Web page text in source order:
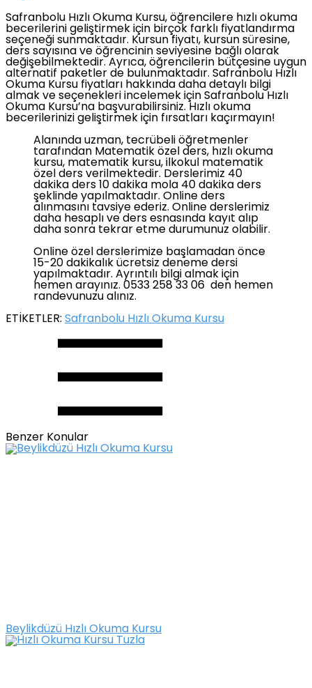
Safranbolu Hızlı Okuma Kursu, öğrencilere hızlı okuma
becerilerini geliştirmek için birçok farklı fiyatlandırma
seçeneği sunmaktadır. Kursun fiyatı, kursun süresine,
ders sayısına ve öğrencinin seviyesine bağlı olarak
değişebilmektedir. Ayrıca, öğrencilerin bütçesine uygun
alternatif paketler de bulunmaktadır. Safranbolu Hızlı
Okuma Kursu fiyatları hakkında daha detaylı bilgi
almak ve seçenekleri incelemek için Safranbolu Hızlı
Okuma Kursu’na başvurabilirsiniz. Hızlı okuma
becerilerinizi geliştirmek için fırsatları kaçırmayın!
Alanında uzman, tecrübeli öğretmenler
tarafından Matematik özel ders, hızlı okuma
kursu, matematik kursu, ilkokul matematik
özel ders verilmektedir. Derslerimiz 40
dakika ders 10 dakika mola 40 dakika ders
şeklinde yapılmaktadır. Online ders
alınmasını tavsiye ederiz. Online derslerimiz
daha hesaplı ve ders esnasında kayıt alıp
daha sonra tekrar etme durumunuz olabilir.
Online özel derslerimize başlamadan önce
15-20 dakikalık ücretsiz deneme dersi
yapılmaktadır. Ayrıntılı bilgi almak için
hemen arayınız. 0533 258 33 06 den hemen
randevunuzu alınız.
ETİKETLER: Safranbolu Hızlı Okuma Kursu
Benzer Konular
Beylikdüzü Hızlı Okuma Kursu